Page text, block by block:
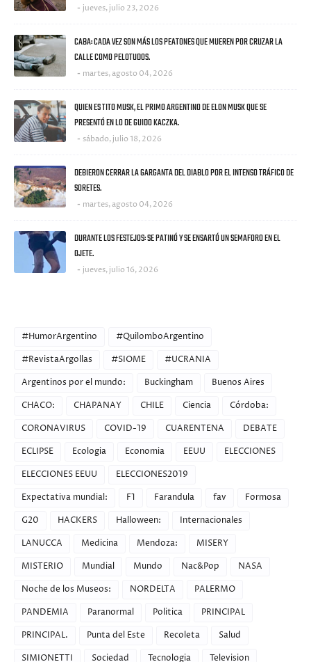
jueves, julio 23, 2026
CABA: CADA VEZ SON MÁS LOS PEATONES QUE MUEREN POR CRUZAR LA
CALLE COMO PELOTUDOS.
martes, agosto 04, 2026
QUIEN ES TITO MUSK, EL PRIMO ARGENTINO DE ELON MUSK QUE SE
PRESENTÓ EN LO DE GUIDO KACZKA.
sábado, julio 18, 2026
DEBIERON CERRAR LA GARGANTA DEL DIABLO POR EL INTENSO TRÁFICO DE
SORETES.
martes, agosto 04, 2026
DURANTE LOS FESTEJOS: SE PATINÓ Y SE ENSARTÓ UN SEMAFORO EN EL
OJETE.
jueves, julio 16, 2026
#HumorArgentino
#QuilomboArgentino
#RevistaArgollas
#SIOME
#UCRANIA
Argentinos por el mundo:
Buckingham
Buenos Aires
CHACO:
CHAPANAY CHILE Ciencia
Córdoba:
CORONAVIRUS
COVID-19 CUARENTENA
DEBATE
ECLIPSE
Ecologia Economia EEUU
ELECCIONES
ELECCIONES EEUU
ELECCIONES2019
Expectativa mundial:
F1 Farandula fav
Formosa
G20
HACKERS Halloween:
Internacionales
LANUCCA
Medicina Mendoza:
MISERY
MISTERIO
Mundial Mundo Nac&Pop
NASA
Noche de los Museos:
NORDELTA
PALERMO
PANDEMIA
Paranormal Politica
PRINCIPAL
PRINCIPAL.
Punta del Este Recoleta
Salud
SIMIONETTI
Sociedad Tecnologia Television